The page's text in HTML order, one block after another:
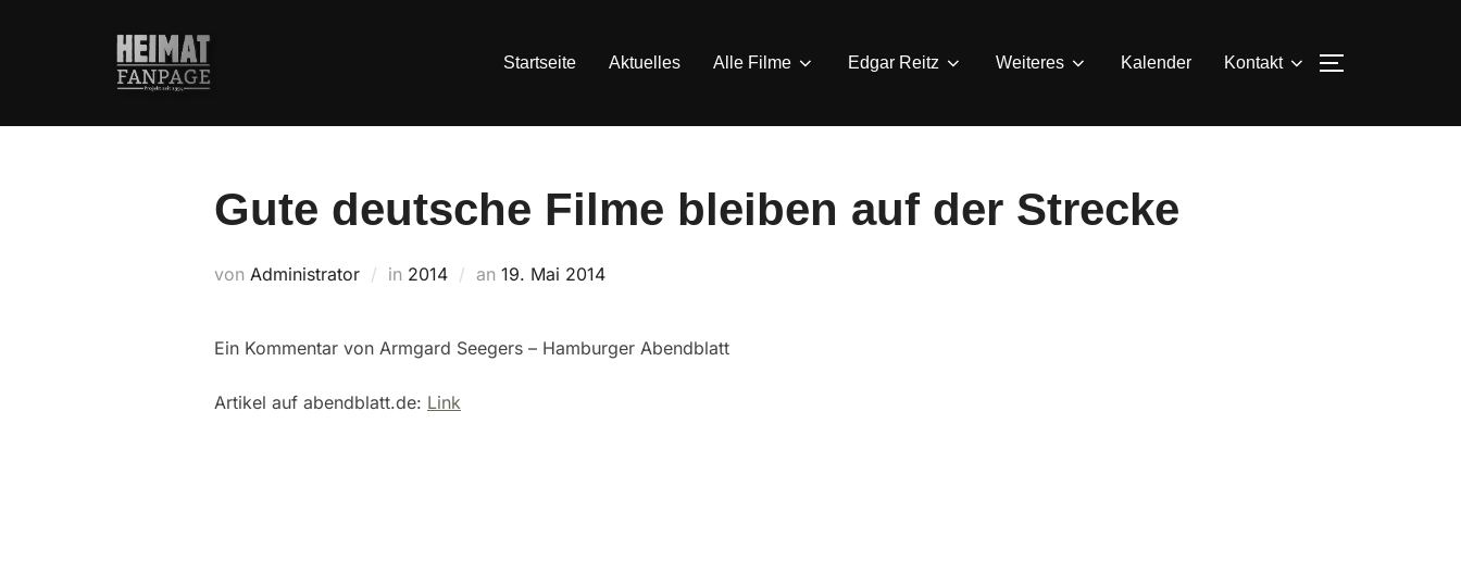
Startseite Aktuelles Alle Filme Edgar Reitz Weiteres Kalender Kontakt
Gute deutsche Filme bleiben auf der Strecke
von Administrator in 2014 an Veröffentlicht
19. Mai 2014
Ein Kommentar von Armgard Seegers – Hamburger Abendblatt
Artikel auf abendblatt.de: Link